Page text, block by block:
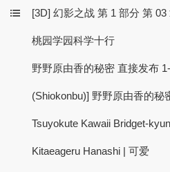
[3D] 幻影之战 第 1 部分 第 03
桃园学园科学十行
野野原由香的秘密 直接发布
(Shiokonbu)] 野野原由香的秘
Tsuyokute Kawaii Bridget-
Kitaeageru Hanashi | 可爱